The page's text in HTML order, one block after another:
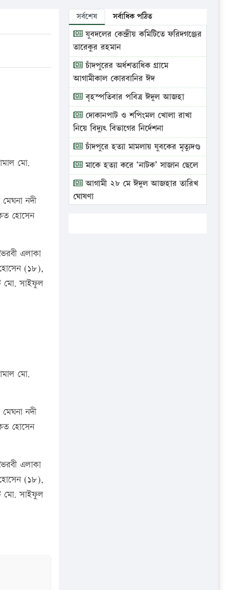
মো.
নদী
হোসেন
এলাকা
(১৮),
মো. সাইফুল
মো.
নদী
হোসেন
এলাকা
(১৮),
মো. সাইফুল
সর্বশেষ সর্বাধিক পঠিত
যুবদলের কেন্দ্রীয় কমিটিতে ফরিদগঞ্জের
তারেকুর রহমান
চাঁদপুরের অর্ধশতাধিক গ্রামে
আগামীকাল কোরবানির ঈদ
বৃহস্পতিবার পবিত্র ঈদুল আজহা
দোকানপাট ও শপিংমল খোলা রাখা
নিয়ে বিদ্যুৎ বিভাগের নির্দেশনা
চাঁদপুরে হত্যা মামলায় যুবকের মৃত্যুদণ্ড
মাকে হত্যা করে ‘নাটক’ সাজান ছেলে
আগামী ২৮ মে ঈদুল আজহার তারিখ
ঘোষণা